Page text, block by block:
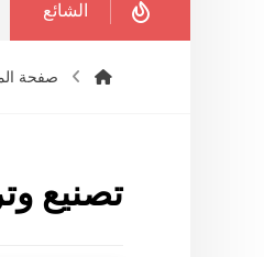
الشائع
صفحة
تصنيع